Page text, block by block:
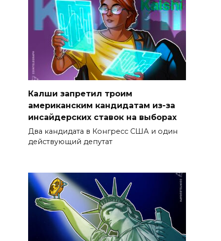
Калши запретил троим
американским кандидатам из-за
инсайдерских ставок на выборах
Два кандидата в Конгресс США и один
действующий депутат